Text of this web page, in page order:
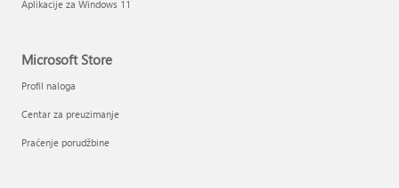
Aplikacije za Windows 11
Microsoft Store
Profil naloga
Centar za preuzimanje
Praćenje porudžbine